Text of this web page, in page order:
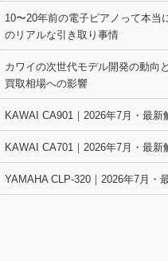
10〜20年前の電子ピアノって本当
のリアルな引き取り事情
カワイの次世代モデル開発の動向
買取相場への影響
KAWAI CA901｜2026年7月・最新
KAWAI CA701｜2026年7月・最新
YAMAHA CLP-320｜2026年7月・